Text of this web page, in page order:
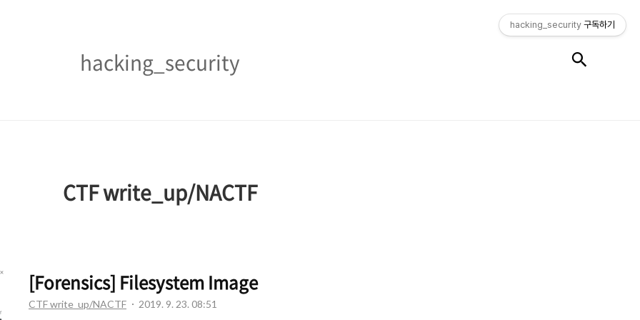
hacking_security
CTF write_up/NACTF
[Forensics] Filesystem Image
CTF write_up/NACTF 2019. 9. 23. 08:51
hacking_security 구독하기